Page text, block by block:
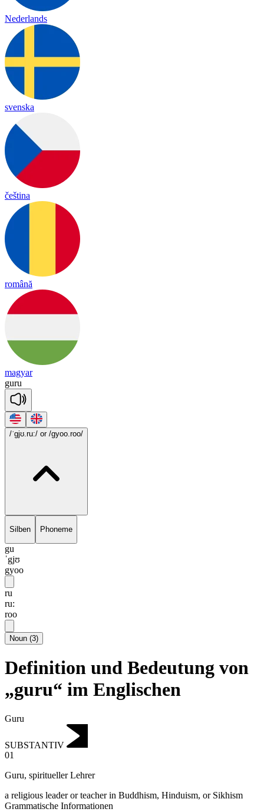
Nederlands
svenska
čeština
română
magyar
guru
/ˈgjʊ.ru:/ or /gyoo.roo/
Silben Phoneme
gu
ˈgjʊ
gyoo
ru
ru:
roo
Noun (3)
Definition und Bedeutung von
„guru“ im Englischen
Guru
SUBSTANTIV
01
Guru, spiritueller Lehrer
a religious leader or teacher in Buddhism, Hinduism, or Sikhism
Grammatische Informationen